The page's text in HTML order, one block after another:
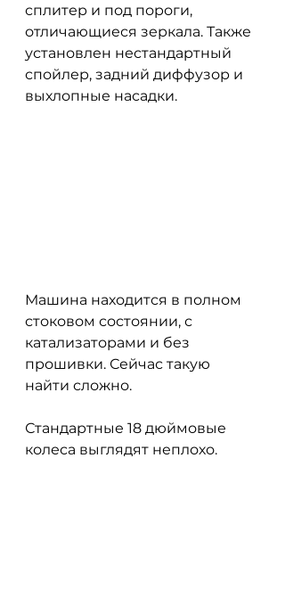
сплитер и под пороги,
отличающиеся зеркала. Также
установлен нестандартный
спойлер, задний диффузор и
выхлопные насадки.
Машина находится в полном
стоковом состоянии, с
катализаторами и без
прошивки. Сейчас такую
найти сложно.
Стандартные 18 дюймовые
колеса выглядят неплохо.